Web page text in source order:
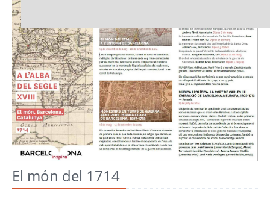
El món del 1714